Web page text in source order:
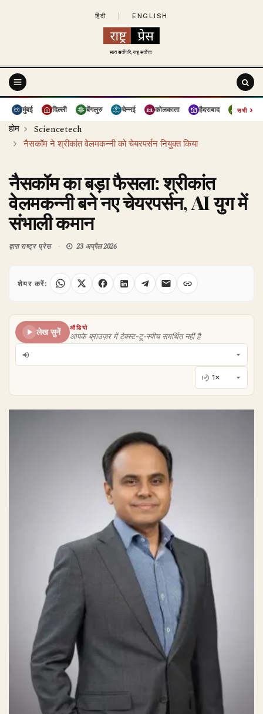
हिंदी ENGLISH
मुंबई दिल्ली बेंगलुरु चेन्नई कोलकाता हैदराबाद पुणे
सभी›
होम
Sciencetech
नैसकॉम ने श्रीकांत वेलमकन्नी को चेयरपर्सन नियुक्त किया
नैसकॉम का बड़ा फैसला: श्रीकांत
वेलमकन्नी बने नए चेयरपर्सन, AI युग में
संभाली कमान
द्वाराराष्ट्र प्रेस 23 अप्रैल 2026
शेयर करें:
लेख सुनें
ऑडियो
आपके ब्राउज़र में टेक्स्ट-टू-स्पीच समर्थित नहीं है